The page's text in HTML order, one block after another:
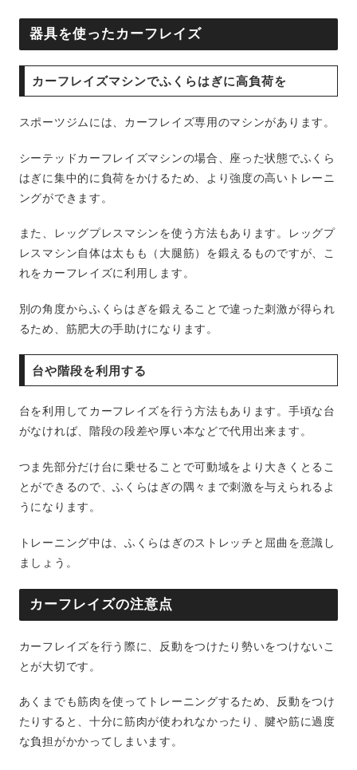
器具を使ったカーフレイズ
カーフレイズマシンでふくらはぎに高負荷を
スポーツジムには、カーフレイズ専用のマシンがあります。
シーテッドカーフレイズマシンの場合、座った状態でふくら
はぎに集中的に負荷をかけるため、より強度の高いトレーニ
ングができます。
また、レッグプレスマシンを使う方法もあります。レッグプ
レスマシン自体は太もも（大腿筋）を鍛えるものですが、こ
れをカーフレイズに利用します。
別の角度からふくらはぎを鍛えることで違った刺激が得られ
るため、筋肥大の手助けになります。
台や階段を利用する
台を利用してカーフレイズを行う方法もあります。手頃な台
がなければ、階段の段差や厚い本などで代用出来ます。
つま先部分だけ台に乗せることで可動域をより大きくとるこ
とができるので、ふくらはぎの隅々まで刺激を与えられるよ
うになります。
トレーニング中は、ふくらはぎのストレッチと屈曲を意識し
ましょう。
カーフレイズの注意点
カーフレイズを行う際に、反動をつけたり勢いをつけないこ
とが大切です。
あくまでも筋肉を使ってトレーニングするため、反動をつけ
たりすると、十分に筋肉が使われなかったり、腱や筋に過度
な負担がかかってしまいます。